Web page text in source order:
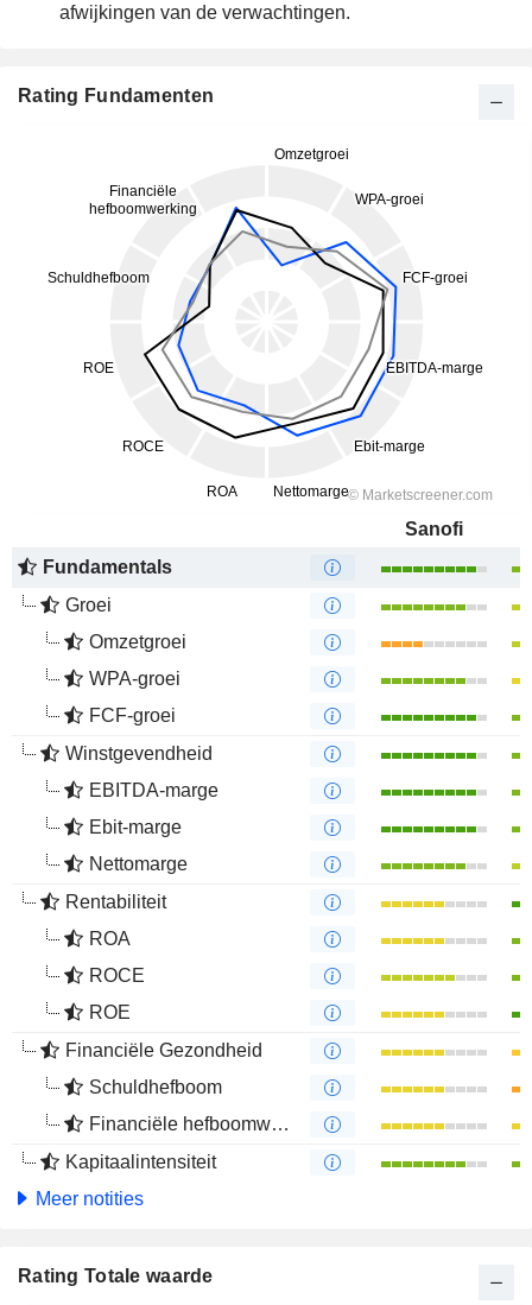
afwijkingen van de verwachtingen.
Rating Fundamenten
Sanofi
Fundamentals
Groei
Omzetgroei
WPA-groei
FCF-groei
Winstgevendheid
EBITDA-marge
Ebit-marge
Nettomarge
Rentabiliteit
ROA
ROCE
ROE
Financiële Gezondheid
Schuldhefboom
Financiële hefboomwerking
Kapitaalintensiteit
Meer notities
Rating Totale waarde